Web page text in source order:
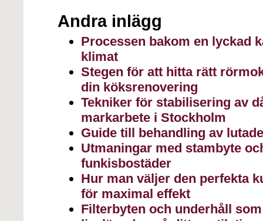
Andra inlägg
Processen bakom en lyckad
klimat
Stegen för att hitta rätt
din köksrenovering
Tekniker för stabilisering av
markarbete i Stockholm
Guide till behandling av
Utmaningar med stambyte
funkisbostäder
Hur man väljer den perfekta
för maximal effekt
Filterbyten och underhåll